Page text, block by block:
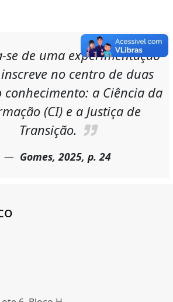
se de uma experimentação
no centro de duas
conhecimento: a Ciência da
(CI) e a Justiça de
Transição.
Gomes, 2025, p. 24